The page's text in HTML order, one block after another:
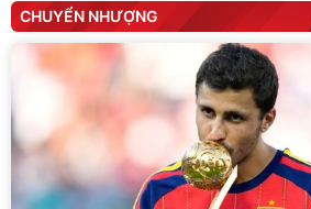
CHUYỂN NHƯỢNG